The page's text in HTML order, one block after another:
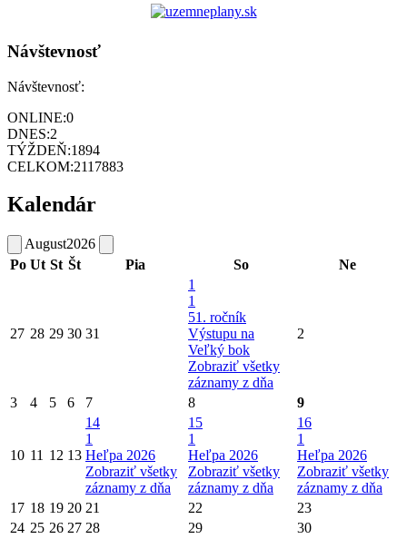
Návštevnosť
Návštevnosť:
ONLINE:0
DNES:2
TÝŽDEŇ:1894
CELKOM:2117883
Kalendár
August2026
Po Ut St Št Pia So Ne
27 28 29 30 31
1
1
51. ročník
Výstupu na
Veľký bok
Zobraziť všetky
záznamy z dňa
2
3 4 5 6 7 8 9
10 11 12 13
14
1
Heľpa 2026
Zobraziť všetky
záznamy z dňa
15
1
Heľpa 2026
Zobraziť všetky
záznamy z dňa
16
1
Heľpa 2026
Zobraziť všetky
záznamy z dňa
17 18 19 20 21 22
23
24 25 26 27 28 29
30